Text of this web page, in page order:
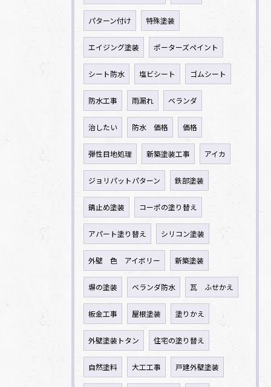
パターン付け 特殊塗装
エイジング塗装 ポーターズペイント
シート防水 塩ビシート ゴムシート
防水工事 雨漏れ ベランダ
治したい 防水 価格 価格
弾性目地処理 新築塗装工事 アイカ
ジョリパットパターン 鉄部塗装
錆止め塗装 コーポの塗り替え
アパート塗り替え シリコン塗装
外壁 色 アイボリー 新築塗装
塀の塗装 ベランダ防水 瓦 ふせかえ
板金工事 屋根塗装 塗りかえ
外壁塗装トタン 住宅の塗り替え
自然塗料 大工工事 戸建外壁塗装